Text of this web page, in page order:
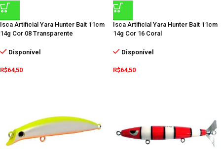
Isca Artificial Yara Hunter Bait 11cm
14g Cor 08 Transparente
Disponível
R$64,50
Isca Artificial Yara Hunter Bait 11cm
14g Cor 16 Coral
Disponível
R$64,50